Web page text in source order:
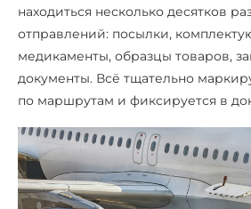
находиться несколько десятков
отправлений: посылки,
медикаменты, образцы товаров,
документы. Всё тщательно
по маршрутам и фиксируется в